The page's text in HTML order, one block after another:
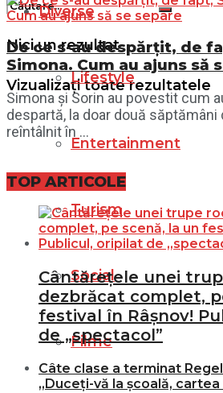
Nici un rezultat
Vizualizați toate rezultatele
Diverse
Lifestyle
Entertainment
Turism
Social
Filme
De ce s-au despărțit, de
Simona. Cum au ajuns să
Simona și Sorin au povestit cum
despartă, la doar două săptămâni
reîntâlnit în ...
TOP ARTICOLE
Cântărețele unei
dezbrăcat complet,
festival în Râșnov!
de „spectacol”
Câte clase a terminat
„Duceți-vă la școală, cartea